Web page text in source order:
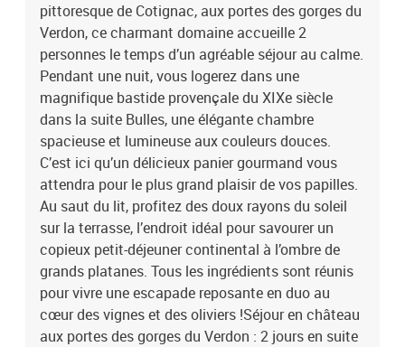
pittoresque de Cotignac, aux portes des gorges du
Verdon, ce charmant domaine accueille 2
personnes le temps d’un agréable séjour au calme.
Pendant une nuit, vous logerez dans une
magnifique bastide provençale du XIXe siècle
dans la suite Bulles, une élégante chambre
spacieuse et lumineuse aux couleurs douces.
C’est ici qu’un délicieux panier gourmand vous
attendra pour le plus grand plaisir de vos papilles.
Au saut du lit, profitez des doux rayons du soleil
sur la terrasse, l’endroit idéal pour savourer un
copieux petit-déjeuner continental à l’ombre de
grands platanes. Tous les ingrédients sont réunis
pour vivre une escapade reposante en duo au
cœur des vignes et des oliviers !Séjour en château
aux portes des gorges du Verdon : 2 jours en suite